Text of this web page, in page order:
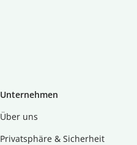
Unternehmen
Über uns
Privatsphäre & Sicherheit